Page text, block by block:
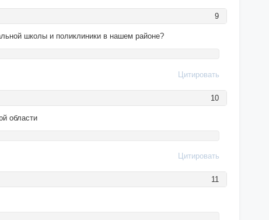
9
школы и поликлиники в нашем районе?
Цитировать
10
области
Цитировать
11